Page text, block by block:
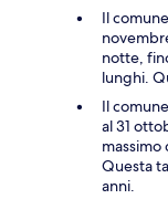
Il
notte,
lunghi.
Il
al 31
Questa
anni.